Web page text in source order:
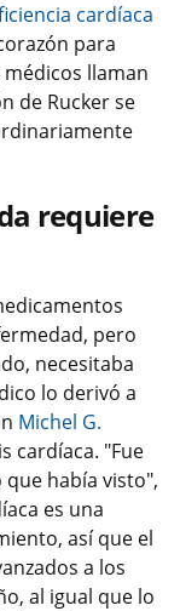
cardíaca
para
llaman
de Rucker se
requiere
pero
necesitaba
lo derivó a
Michel G.
cardíaca. "Fue
había visto",
es una
así que el
a los
al igual que lo